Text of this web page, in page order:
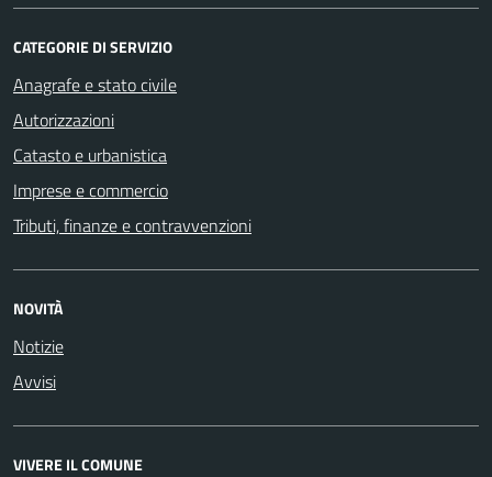
CATEGORIE DI SERVIZIO
Anagrafe e stato civile
Autorizzazioni
Catasto e urbanistica
Imprese e commercio
Tributi, finanze e contravvenzioni
NOVITÀ
Notizie
Avvisi
VIVERE IL COMUNE